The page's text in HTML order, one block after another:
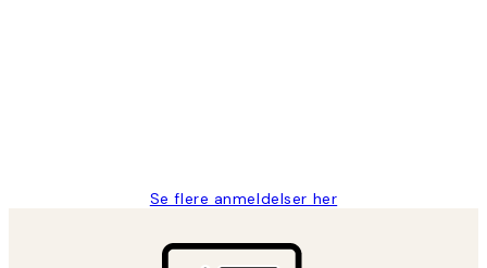
Se flere anmeldelser her